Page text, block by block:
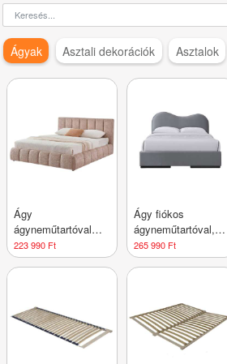
Ágyak Asztali dekorációk Asztalok
Ágy
ágyneműtartóval
160 cm, bézs -
MARGUERITE -
223 990 Ft
Ágy fiókos
ágyneműtartóval,
160 cm, szürke -
SAFRAN - Butopêa
265 990 Ft